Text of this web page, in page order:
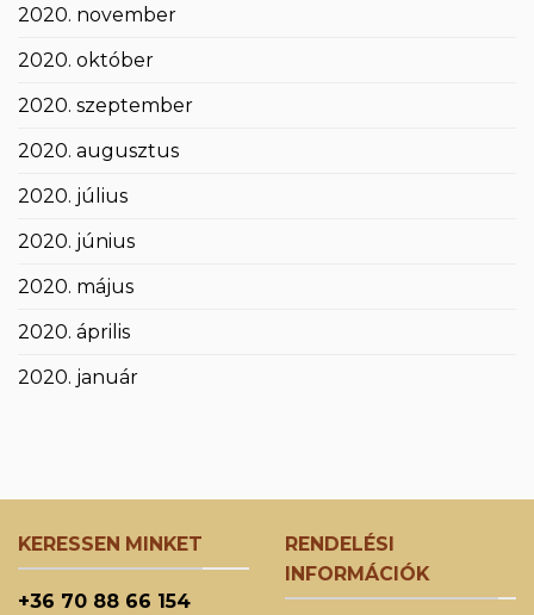
2020. november
2020. október
2020. szeptember
2020. augusztus
2020. július
2020. június
2020. május
2020. április
2020. január
KERESSEN MINKET
+36 70 88 66 154
RENDELÉSI
INFORMÁCIÓK